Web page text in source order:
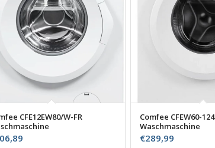
CFE12EW80/W-FR
Comfee CFEW60-124
Waschmaschine
€289,99